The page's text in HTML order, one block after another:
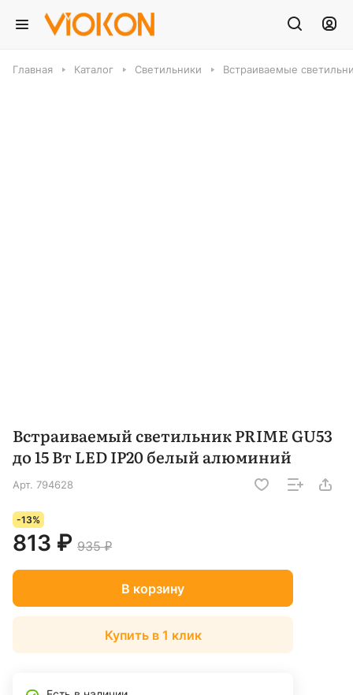
Главная Каталог Светильники Встраиваемые
Встраиваемый светильник PRIME GU53
до 15 Вт LED IP20 белый алюминий
Арт. 794628
-13%
813 ₽ 935 ₽
В корзину
Купить в 1 клик